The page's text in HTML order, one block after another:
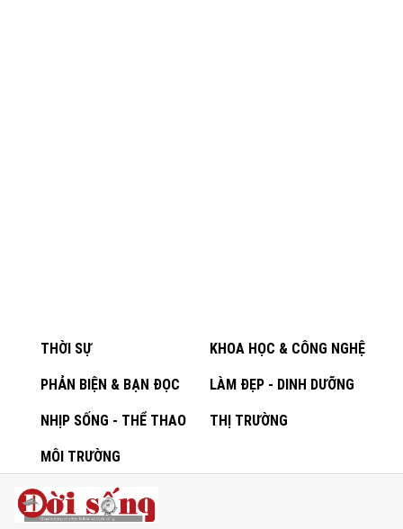
THỜI SỰ KHOA HỌC & CÔNG NGHỆ
PHẢN BIỆN & BẠN ĐỌC LÀM ĐẸP - DINH DƯỠNG
NHỊP SỐNG - THỂ THAO THỊ TRƯỜNG
MÔI TRƯỜNG